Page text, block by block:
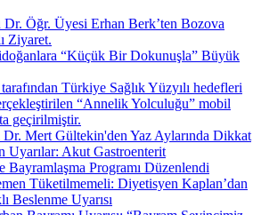
Öğr. Üyesi Erhan Berk’ten Bozova
Ziyaret.
“Küçük Bir Dokunuşla” Büyük
tarafından Türkiye Sağlık Yüzyılı hedefleri
“Annelik Yolculuğu” mobil
geçirilmiştir.
Dr. Mert Gültekin'den Yaz Aylarında Dikkat
Uyarılar: Akut Gastroenterit
Bayramlaşma Programı Düzenlendi
Tüketilmemeli: Diyetisyen Kaplan’dan
Beslenme Uyarısı